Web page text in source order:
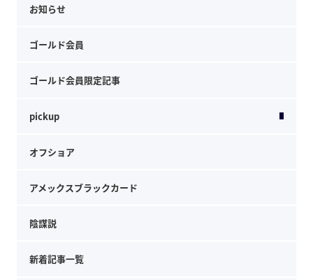
お知らせ
ゴールド会員
ゴールド会員限定記事
pickup
オフショア
アメックスブラックカード
陰謀説
新着記事一覧